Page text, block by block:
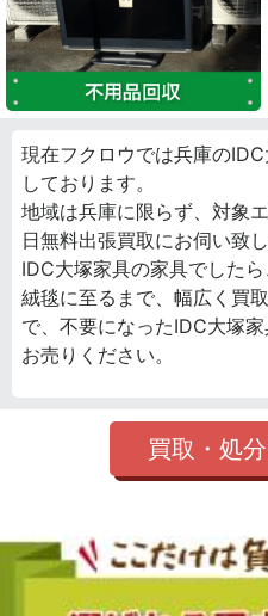
現在フクロウでは兵庫の
しております。
地域は兵庫に限らず、対象
日無料出張買取にお伺い致し
IDC大塚家具の家具でした
絨毯に至るまで、幅広く買
で、不要になったIDC大塚
お売りください。
買取・処